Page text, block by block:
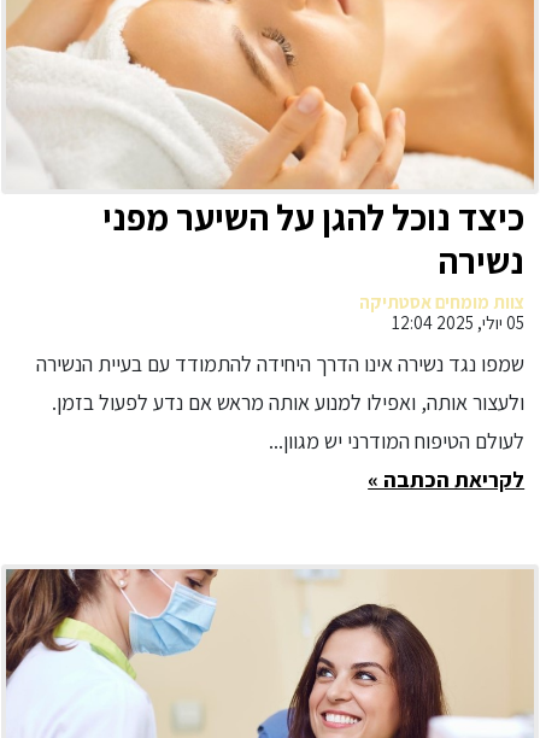
כיצד נוכל להגן על השיער מפני
נשירה
צוות מומחים אסטתיקה
05 יולי, 2025 12:04
שמפו נגד נשירה אינו הדרך היחידה להתמודד עם בעיית הנשירה
ולעצור אותה, ואפילו למנוע אותה מראש אם נדע לפעול בזמן.
לעולם הטיפוח המודרני יש מגוון...
לקריאת הכתבה »